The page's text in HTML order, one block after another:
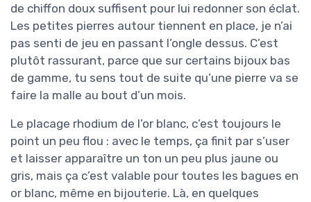
de chiffon doux suffisent pour lui redonner son éclat.
Les petites pierres autour tiennent en place, je n’ai
pas senti de jeu en passant l’ongle dessus. C’est
plutôt rassurant, parce que sur certains bijoux bas
de gamme, tu sens tout de suite qu’une pierre va se
faire la malle au bout d’un mois.
Le placage rhodium de l’or blanc, c’est toujours le
point un peu flou : avec le temps, ça finit par s’user
et laisser apparaître un ton un peu plus jaune ou
gris, mais ça c’est valable pour toutes les bagues en
or blanc, même en bijouterie. Là, en quelques